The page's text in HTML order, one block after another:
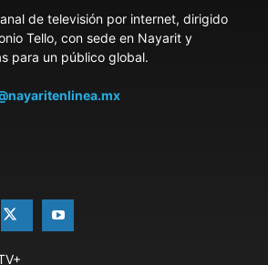
de televisión por internet, dirigido
Tello, con sede en Nayarit y
para un público global.